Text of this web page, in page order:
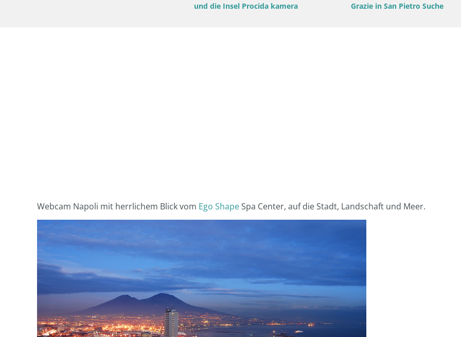
und die Insel Procida kamera
Grazie in San Pietro Suche
Webcam Napoli mit herrlichem Blick vom Ego ShapeSpa Center, auf die Stadt, Landschaft und Meer.